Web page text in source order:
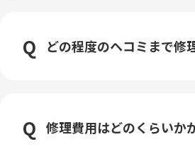
どの程度のヘコミまで修
修理費用はどのくらいか